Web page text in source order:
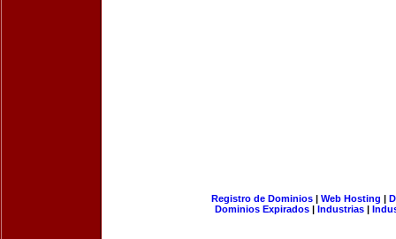
Registro de Dominios| Web Hosting |
Dominios Expirados | Industrias |